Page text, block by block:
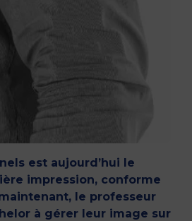
est aujourd’hui le
impression, conforme
le professeur
à gérer leur image sur